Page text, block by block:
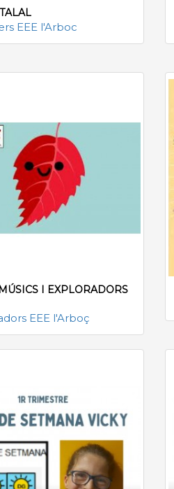
EEE l'Arboc
I EXPLORADORS
EEE l'Arboç